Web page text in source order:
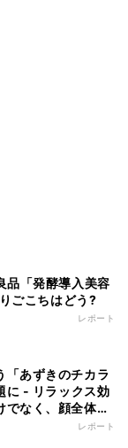
品「発酵導入美容
ごこちはどう?
レポート
「あずきのチカラ
に - リラックス効
でなく、顔全体の
高ですね!」の声
レポート